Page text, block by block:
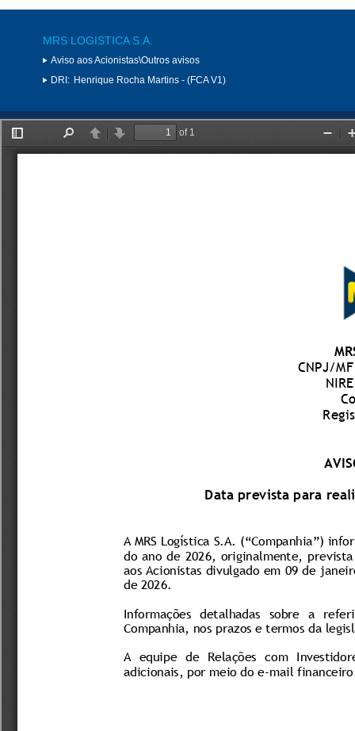
MRS LOGISTICA S.A.
Aviso aos Acionistas\Outros avisos
DRI: Henrique Rocha Martins - (FCA V1)